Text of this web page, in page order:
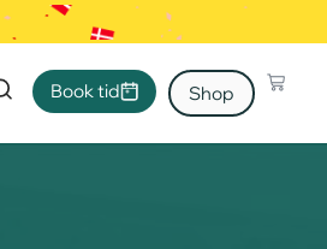
Book tid Shop